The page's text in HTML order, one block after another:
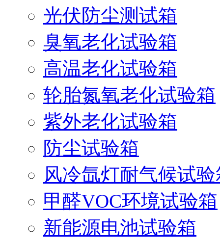
光伏防尘测试箱
臭氧老化试验箱
高温老化试验箱
轮胎氮氧老化试验箱
紫外老化试验箱
防尘试验箱
风冷氙灯耐气候试
甲醛VOC环境试验箱
新能源电池试验箱